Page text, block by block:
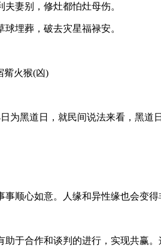
妻别，修灶都怕灶母伤。
埋葬，破去灾星福禄安。
觜火猴(凶)
为黑道日，就民间说法来看，黑
顺心如意。人缘和异性缘也会变
于合作和谈判的进行，实现共赢